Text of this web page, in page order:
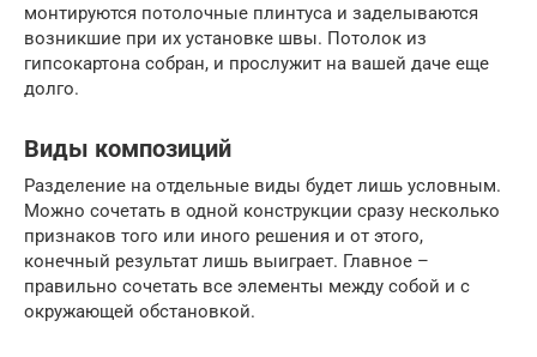
монтируются потолочные плинтуса и заделываются
возникшие при их установке швы. Потолок из
гипсокартона собран, и прослужит на вашей даче еще
долго.
Виды композиций
Разделение на отдельные виды будет лишь условным.
Можно сочетать в одной конструкции сразу несколько
признаков того или иного решения и от этого,
конечный результат лишь выиграет. Главное –
правильно сочетать все элементы между собой и с
окружающей обстановкой.